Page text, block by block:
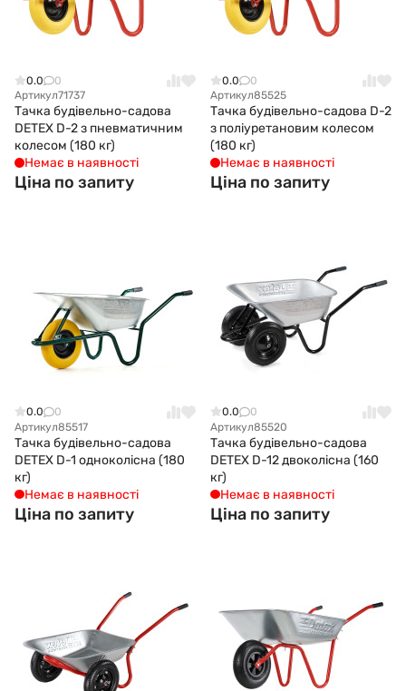
0.0
0
Артикул71737
Тачка будівельно-садова
DETEX D-2 з пневматичним
колесом (180 кг)
Немає в наявності
Ціна по запиту
0.0
0
Артикул85525
Тачка будівельно-садова D-2
з поліуретановим колесом
(180 кг)
Немає в наявності
Ціна по запиту
0.0
0
Артикул85517
Тачка будівельно-садова
DETEX D-1 одноколісна (180
кг)
Немає в наявності
Ціна по запиту
0.0
0
Артикул85520
Тачка будівельно-садова
DETEX D-12 двоколісна (160
кг)
Немає в наявності
Ціна по запиту